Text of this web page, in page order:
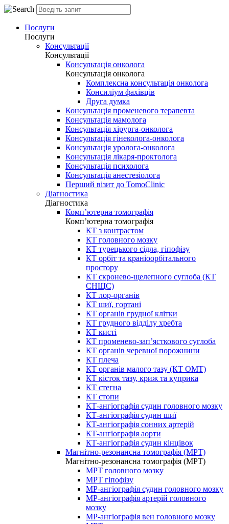
Послуги
Послуги
Консультації
Консультації
Консультація онколога
Консультація онколога
Комплексна консультація онколога
Консиліум фахівців
Друга думка
Консультація променевого терапевта
Консультація мамолога
Консультація хірурга-онколога
Консультація гінеколога-онколога
Консультація уролога-онколога
Консультація лікаря-проктолога
Консультація психолога
Консультація анестезіолога
Перший візит до TomoClinic
Діагностика
Діагностика
Комп’ютерна томографія
Комп’ютерна томографія
КТ з контрастом
КТ головного мозку
КТ турецького сідла, гіпофізу
КТ орбіт та краніоорбітального
простору
КТ скронево-щелепного суглоба (КТ
СНЩС)
КТ лор-органів
КТ шиї, гортані
КТ органів грудної клітки
КТ грудного відділу хребта
КТ кисті
КТ променево-зап’ясткового суглоба
КТ органів черевної порожнини
КТ плеча
КТ органів малого тазу (КТ ОМТ)
КТ кісток тазу, криж та куприка
КТ стегна
КТ стопи
КТ-ангіографія судин головного мозку
КТ-ангіографія судин шиї
КТ-ангіографія сонних артерій
КТ-ангіографія аорти
КТ-ангіографія судин кінцівок
Магнітно-резонансна томографія (МРТ)
Магнітно-резонансна томографія (МРТ)
МРТ головного мозку
МРТ гіпофізу
МР-ангіографія судин головного мозку
МР-ангіографія артерій головного
мозку
МР-ангіографія вен головного мозку